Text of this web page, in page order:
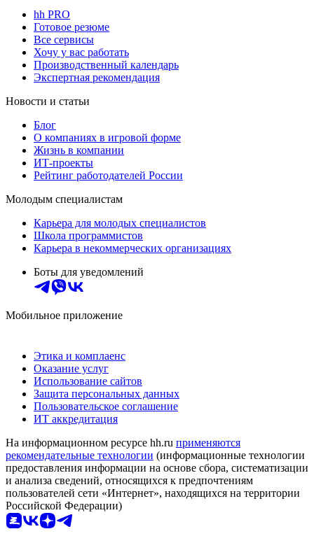
hh PRO
Готовое резюме
Все сервисы
Хочу у вас работать
Производственный календарь
Экспертная рекомендация
Новости и статьи
Блог
О компаниях в игровой форме
Жизнь в компании
ИТ-проекты
Рейтинг работодателей России
Молодым специалистам
Карьера для молодых специалистов
Школа программистов
Карьера в некоммерческих организациях
Боты для уведомлений
Мобильное приложение
Этика и комплаенс
Оказание услуг
Использование сайтов
Защита персональных данных
Пользовательское соглашение
ИТ аккредитация
На информационном ресурсе hh.ru применяются
рекомендательные технологии (информационные технологии
предоставления информации на основе сбора, систематизации
и анализа сведений, относящихся к предпочтениям
пользователей сети «Интернет», находящихся на территории
Российской Федерации)